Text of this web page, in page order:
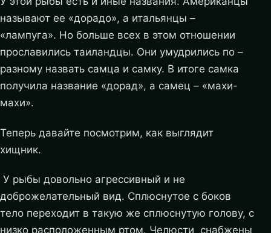
называют ее «дорадо», а итальянцы –
«лампуга». Но больше всех в этом отношении
прославились таиландцы. Они умудрились по –
разному назвать самца и самку. В итоге самка
получила название «дорад», а самец – «махи-
махи».
Теперь давайте посмотрим, как выглядит
хищник.
У рыбы довольно агрессивный и не
доброжелательный вид. Сплюснутое с боков
тело переходит в такую же сплюснутую голову, с
низко расположенным ртом. Челюсти снабжены